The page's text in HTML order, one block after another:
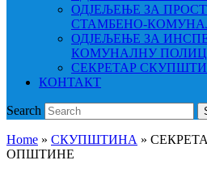
ОДЈЕЉЕЊЕ ЗА
СТАМБЕНО-
ОДЈЕЉЕЊЕ ЗА
КОМУНАЛНУ
СЕКРЕТАР
КОНТАКТ
Search
Home » СКУПШТИНА »
ОПШТИНЕ